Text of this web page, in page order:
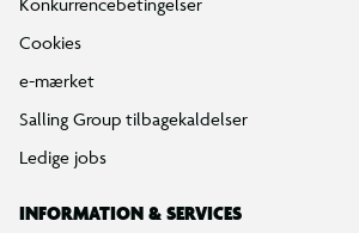
Cookies
e-mærket
Salling Group tilbagekaldelser
Ledige jobs
INFORMATION & SERVICES